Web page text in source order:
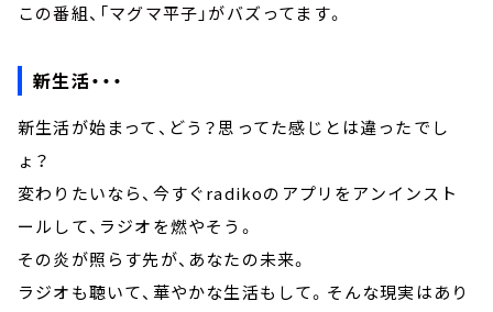
この番組、「マグマ平子」がバズってます。
新生活・・・
新生活が始まって、どう？思ってた感じとは違ったでし
ょ？
変わりたいなら、今すぐradikoのアプリをアンインスト
ールして、ラジオを燃やそう。
その炎が照らす先が、あなたの未来。
ラジオも聴いて、華やかな生活もして。そんな現実はあり